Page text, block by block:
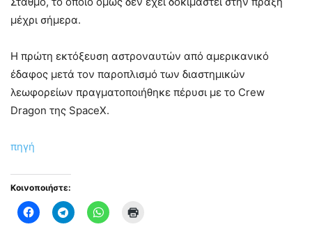
μέχρι σήμερα.
Η πρώτη εκτόξευση αστροναυτών από αμερικανικό
έδαφος μετά τον παροπλισμό των διαστημικών
λεωφορείων πραγματοποιήθηκε πέρυσι με το Crew
Dragon της SpaceX.
πηγή
Κοινοποιήστε: